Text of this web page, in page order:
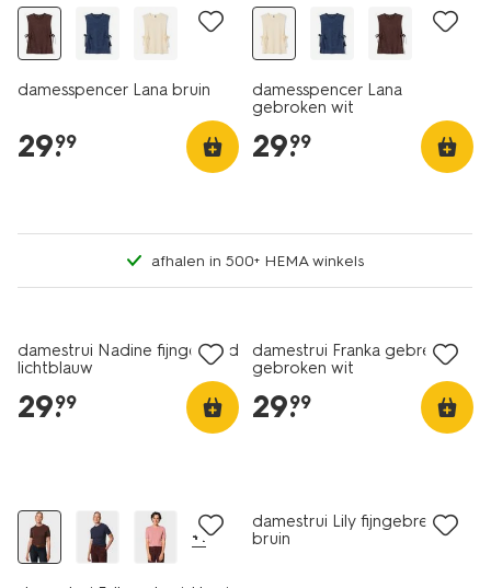
damesspencer Lana bruin
29.
99
damesspencer Lana
gebroken wit
29.
99
afhalen in 500+ HEMA winkels
damestrui Nadine fijngebreid
lichtblauw
29.
99
damestrui Franka gebreid
gebroken wit
29.
99
+1
damestrui Lily fijngebreid
bruin